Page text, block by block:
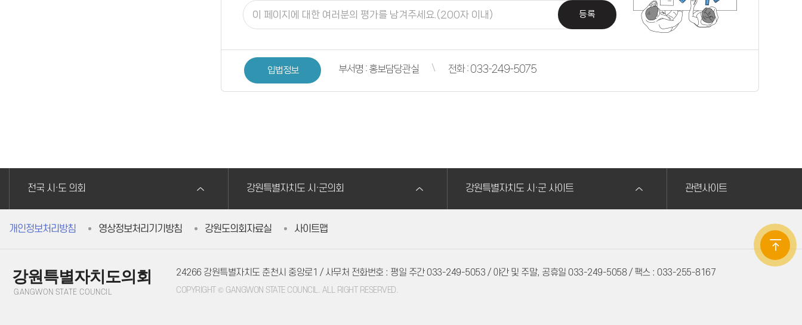
등록
입법정보 부서명 : 홍보담당관실 전화 : 033-249-5075
전국 시·도 의회 강원특별자치도 시·군의회 강원특별자치도 시·군 사이트 관련사이트
개인정보처리방침 영상정보처리기기방침 강원도의회자료실 사이트맵
강원특별자치도의회
GANGWON STATE COUNCIL
24266 강원특별자치도 춘천시 중앙로1 / 사무처 전화번호 : 평일 주간 033-249-5053 / 야간 및 주말, 공휴일 033-249-5058 / 팩스 : 033-255-8167
COPYRIGHT © GANGWON STATE COUNCIL. ALL RIGHT RESERVED.